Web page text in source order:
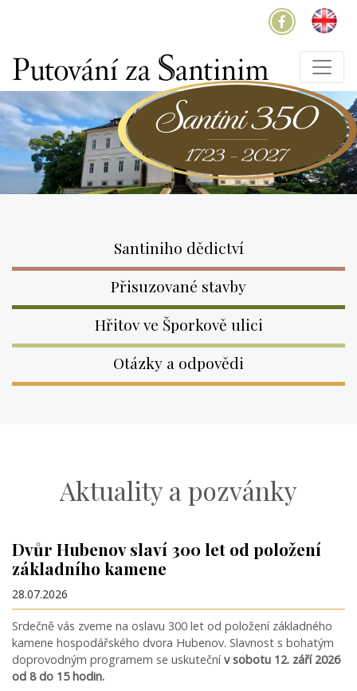
Santiniho dědictví
Přisuzované stavby
Hřitov ve Šporkově ulici
Otázky a odpovědi
Aktuality a pozvánky
Dvůr Hubenov slaví 300 let od položení
základního kamene
28.07.2026
Srdečně vás zveme na oslavu 300 let od položení základného
kamene hospodářského dvora Hubenov. Slavnost s bohatým
doprovodným programem se uskutečnív sobotu 12. září 2026
od 8 do 15 hodin.